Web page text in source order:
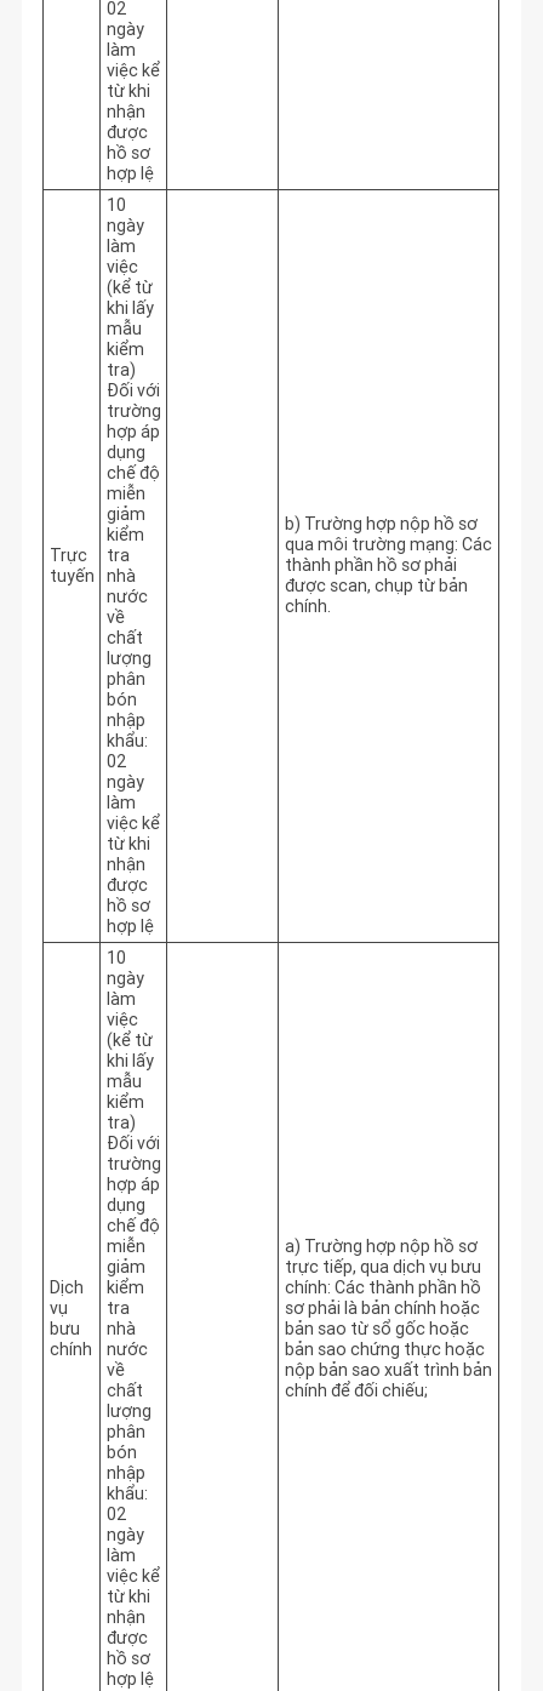
02
ngày
làm
việc kể
từ khi
nhận
được
hồ sơ
hợp lệ
Trực
tuyến
10
ngày
làm
việc
(kể từ
khi lấy
mẫu
kiểm
tra)
Đối với
trường
hợp áp
dụng
chế độ
miễn
giảm
kiểm
tra
nhà
nước
về
chất
lượng
phân
bón
nhập
khẩu:
02
ngày
làm
việc kể
từ khi
nhận
được
hồ sơ
hợp lệ
b) Trường hợp nộp hồ sơ
qua môi trường mạng: Các
thành phần hồ sơ phải
được scan, chụp từ bản
chính.
Dịch
vụ
bưu
chính
10
ngày
làm
việc
(kể từ
khi lấy
mẫu
kiểm
tra)
Đối với
trường
hợp áp
dụng
chế độ
miễn
giảm
kiểm
tra
nhà
nước
về
chất
lượng
phân
bón
nhập
khẩu:
02
ngày
làm
việc kể
từ khi
nhận
được
hồ sơ
hợp lệ
a) Trường hợp nộp hồ sơ
trực tiếp, qua dịch vụ bưu
chính: Các thành phần hồ
sơ phải là bản chính hoặc
bản sao từ sổ gốc hoặc
bản sao chứng thực hoặc
nộp bản sao xuất trình bản
chính để đối chiếu;